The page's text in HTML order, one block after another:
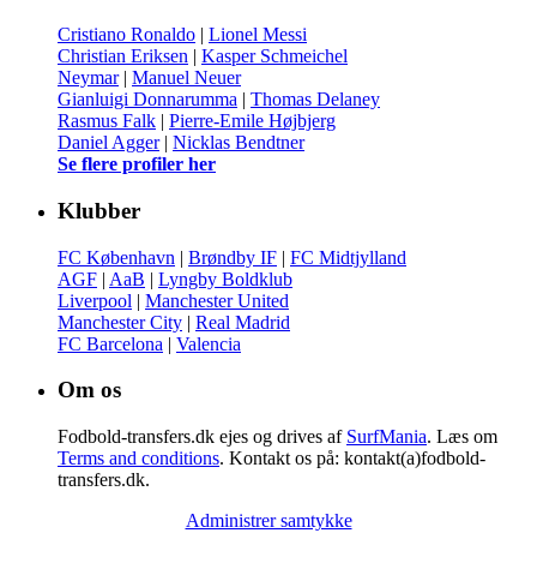
Cristiano Ronaldo | Lionel Messi
Christian Eriksen | Kasper Schmeichel
Neymar| Manuel Neuer
Gianluigi Donnarumma | Thomas Delaney
Rasmus Falk | Pierre-Emile Højbjerg
Daniel Agger| Nicklas Bendtner
Se flere profiler her
Klubber
FC København | Brøndby IF | FC Midtjylland
AGF | AaB | Lyngby Boldklub
Liverpool | Manchester United
Manchester City | Real Madrid
FC Barcelona | Valencia
Om os
Fodbold-transfers.dk ejes og drives af SurfMania. Læs om
Terms and conditions. Kontakt os på: kontakt(a)fodbold-
transfers.dk.
Administrer samtykke